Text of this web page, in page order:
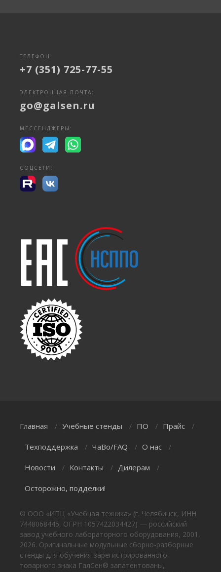
ТЕЛЕФОН:
+7 (351) 725-77-55
ЭЛЕКТРОННАЯ ПОЧТА:
go@galsen.ru
МЕССЕНДЖЕРЫ:
СОЦСЕТИ:
Главная / Учебные стенды / ПО / Прайс /
Техподдержка / ЧаВо/FAQ / О нас /
Новости / Контакты / Дилерам /
Осторожно, подделки!
© ООО «ИПЦ «Учебная техника» (г. Челябинск, ИНН
7448068445, ОГРН 1057422034427) — российский
завод учебного лабораторного оборудования, 2001,
2026. Оригинальные модульные сборно-разборные
стенды для обучения зарегистрированного
товарного знака ГалСен® запатентованы,